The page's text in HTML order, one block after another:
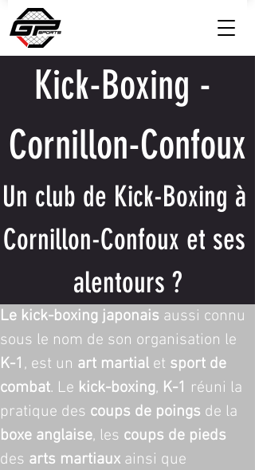
Kick-Boxing -
Cornillon-Confoux
Un club de Kick-Boxing à
Cornillon-Confoux et ses
alentours ?
Le kick-boxing japonais aussi connu
sous le nom de son organisation le
K-1 , est un art martial et sport de
combat. Le kick-boxing, K-1 réuni la
pratique des coups de poings de la
boxe anglaise, les coups de pieds
des arts martiaux ainsi que